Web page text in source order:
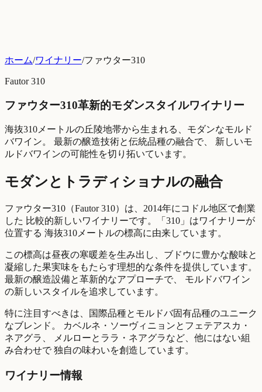
ホーム/ワイナリー/ファウター310
Fautor 310
ファウター310革新的モダンスタイルワイナリー
海抜310メートルの丘陵地帯から生まれる、モダンなモルド
バワイン。 最新の醸造技術と伝統品種の融合で、 新しいモ
ルドバワインの可能性を切り拓いています。
モダンとトラディショナルの融合
ファウター310（Fautor 310）は、2014年にコドル地区で創業
した 比較的新しいワイナリーです。「310」はワイナリーが
位置する 海抜310メートルの標高に由来しています。
この標高は昼夜の寒暖差を生み出し、ブドウに豊かな酸味と
凝縮した果実味をもたらす理想的な条件を提供しています。
最新の醸造設備と革新的なアプローチで、 モルドバワイン
の新しいスタイルを追求しています。
特に注目すべきは、国際品種とモルドバ固有品種のユニーク
なブレンド。 カベルネ・ソーヴィニョンとフェテアスカ・
ネアグラ、 メルローとララ・ネアグラなど、他にはない組
み合わせで 独自の味わいを創造しています。
ワイナリー情報